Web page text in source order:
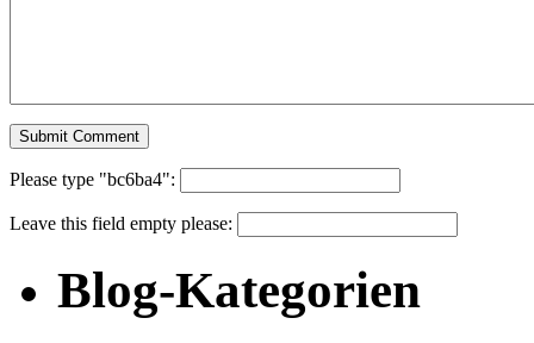
Please type "bc6ba4":
Leave this field empty please:
Blog-Kategorien